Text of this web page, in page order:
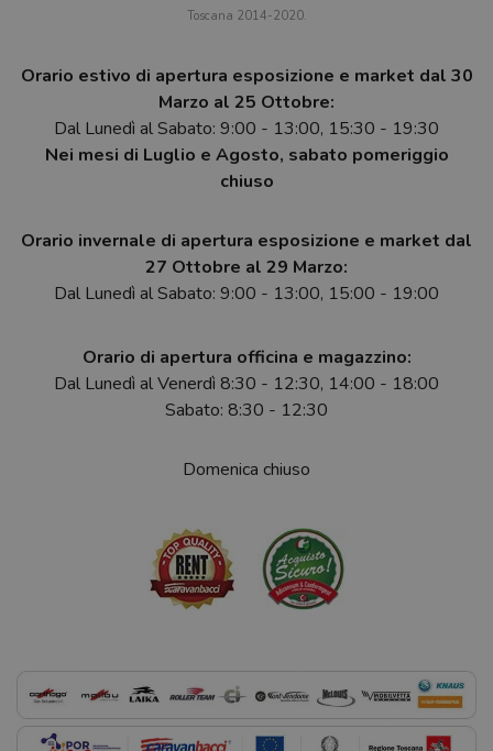
Toscana 2014-2020.
Orario estivo di apertura esposizione e market dal 30
Marzo al 25 Ottobre:
Dal Lunedì al Sabato: 9:00 - 13:00, 15:30 - 19:30
Nei mesi di Luglio e Agosto, sabato pomeriggio
chiuso
Orario invernale di apertura esposizione e market dal
27 Ottobre al 29 Marzo:
Dal Lunedì al Sabato: 9:00 - 13:00, 15:00 - 19:00
Orario di apertura officina e magazzino:
Dal Lunedì al Venerdì 8:30 - 12:30, 14:00 - 18:00
Sabato: 8:30 - 12:30
Domenica chiuso